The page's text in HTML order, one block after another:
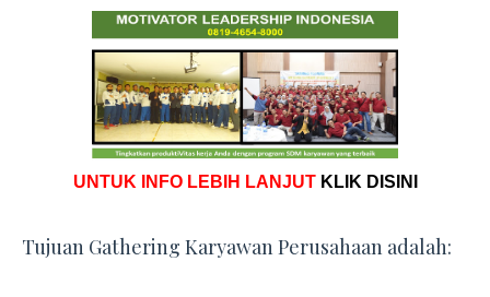
UNTUK INFO LEBIH LANJUT KLIK DISINI
Tujuan Gathering Karyawan Perusahaan adalah: